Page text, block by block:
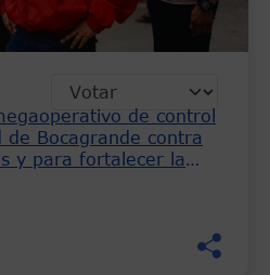
de control
de Bocagrande contra
la